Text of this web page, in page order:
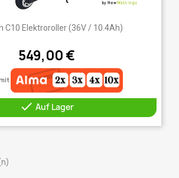
C10 Elektroroller (36V / 10.4Ah)
549,00 €
 Auf Lager